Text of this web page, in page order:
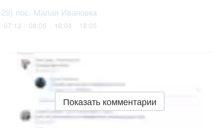
29) пос. Малая Ивановка
07:12 08:05 16:04 18:05
Показать комментарии